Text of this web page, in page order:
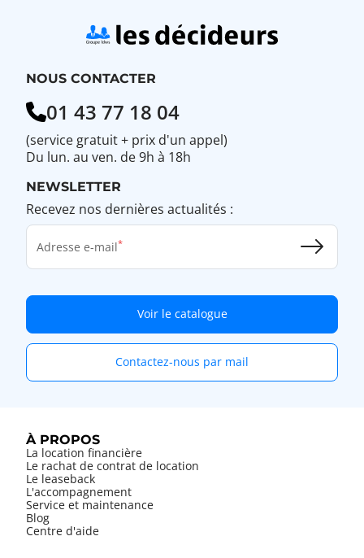
NOUS CONTACTER
01 43 77 18 04
(service gratuit + prix d'un appel)
Du lun. au ven. de 9h à 18h
NEWSLETTER
Recevez nos dernières actualités :
Adresse e-mail
Voir le catalogue
Contactez-nous par mail
À PROPOS
La location financière
Le rachat de contrat de location
Le leaseback
L'accompagnement
Service et maintenance
Blog
Centre d'aide